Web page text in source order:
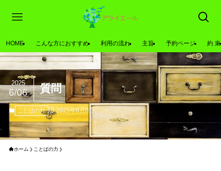
HOME こんな方におすすめ 利用の流れ 主旨 予約ページ 約 束
質問
2025
6/06
ことばの力 2025年6月6日
ホーム ことばの力